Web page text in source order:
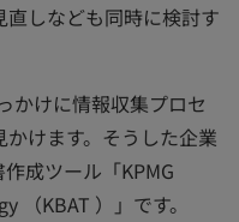
しなども同時に検討す
かけに情報収集プロセ
けます。そうした企業
成ツール「KPMG
KBAT ）」です。